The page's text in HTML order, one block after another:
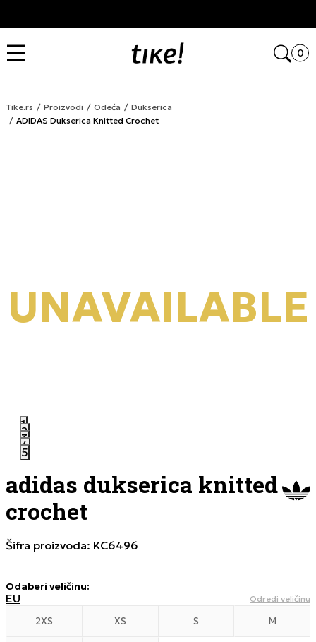
0
Tike.rs Proizvodi Odeća
Dukserica
ADIDAS Dukserica Knitted Crochet
1
2
3
4
5
UNAVAILABLE
adidas dukserica knitted
crochet
Šifra proizvoda: KC6496
Odaberi veličinu:
EU Odredi veličinu
2XS XS S M